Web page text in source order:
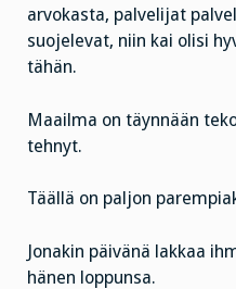
arvokasta, palvelijat
suojelevat, niin kai olisi
tähän.
Maailma on täynnään
tehnyt.
Täällä on paljon
Jonakin päivänä lakkaa
hänen loppunsa.